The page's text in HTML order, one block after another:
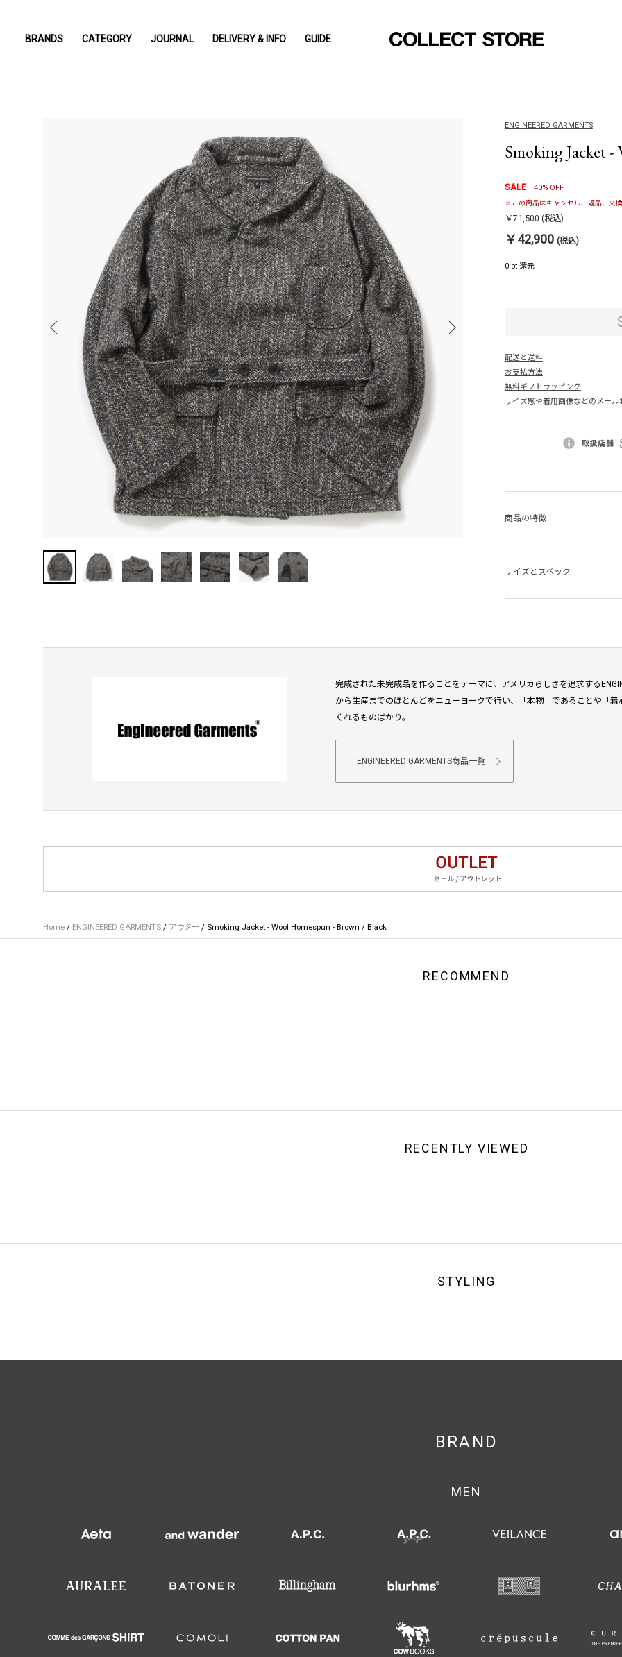
BRANDS CATEGORY JOURNAL DELIVERY & INFO GUIDE
ENGINEERED GARMENTS
Smoking Jacket
SALE 40% OFF
※この商品はキャンセル、返品、交
￥71,500(税込)
￥42,900 (税込)
0 pt 還元
配送と送料
お支払方法
無料ギフトラッピング
サイズ感や着用画像などのメール
商品の特徴
サイズとスペック
完成された未完成品を作ることをテーマに、アメリカらしさを追求する
から生産までのほとんどをニューヨークで行い、「本物」であることや「
くれるものばかり。
ENGINEERED GARMENTS商品一覧
Home / ENGINEERED GARMENTS / アウター / Smoking Jacket - Wool Homespun - Brown / Black
RECOMMEND
RECENTLY VIEWED
STYLING
BRAND
MEN